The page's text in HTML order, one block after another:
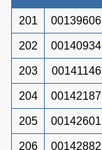
201 00139606
202 00140934
203 00141146
204 00142187
205 00142601
206 00142882